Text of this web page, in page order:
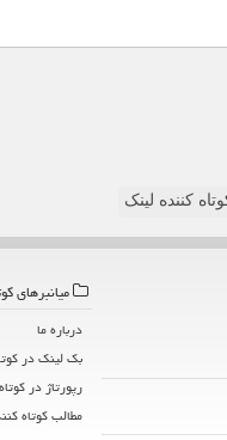
کننده لینک
میانبرهای
درباره ما
بک لینک در
رپورتاژ در
مطالب كوتاه